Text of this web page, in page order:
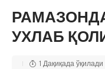
УХЛАБ
1 Дақиқада ўқилади